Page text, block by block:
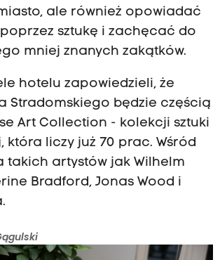
ale również opowiadać
sztukę i zachęcać do
mniej znanych zakątków.
hotelu zapowiedzieli, że
Stradomskiego będzie częścią
Art Collection - kolekcji sztuki
która liczy już 70 prac. Wśród
takich artystów jak Wilhelm
Bradford, Jonas Wood i